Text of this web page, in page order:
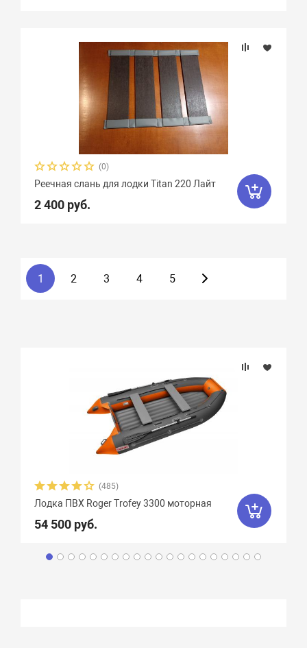
(0)
Реечная слань для лодки Titan 220 Лайт
2 400 руб.
1 2 3 4 5
(485)
Лодка ПВХ Roger Trofey 3300 моторная
54 500 руб.